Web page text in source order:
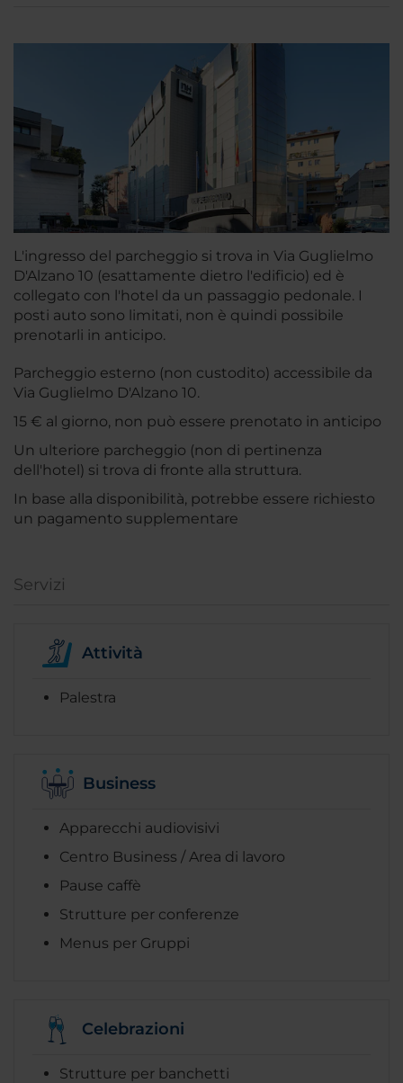
L'ingresso del parcheggio si trova in Via Guglielmo
D'Alzano 10 (esattamente dietro l'edificio) ed è
collegato con l'hotel da un passaggio pedonale. I
posti auto sono limitati, non è quindi possibile
prenotarli in anticipo.
Parcheggio esterno (non custodito) accessibile da
Via Guglielmo D'Alzano 10.
15 € al giorno, non può essere prenotato in anticipo
Un ulteriore parcheggio (non di pertinenza
dell'hotel) si trova di fronte alla struttura.
In base alla disponibilità, potrebbe essere richiesto
un pagamento supplementare
Servizi
Attività
Palestra
Business
Apparecchi audiovisivi
Centro Business / Area di lavoro
Pause caffè
Strutture per conferenze
Menus per Gruppi
Celebrazioni
Strutture per banchetti